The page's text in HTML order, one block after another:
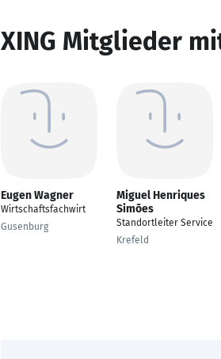
XING Mitglieder
Eugen Wagner
Wirtschaftsfachwirt
Gusenburg
Miguel Henriques
Simões
Standortleiter Service
Krefeld